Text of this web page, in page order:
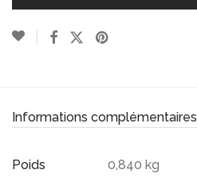
Informations complémentaires
Poids 0,840 kg